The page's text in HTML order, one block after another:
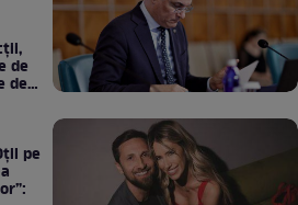
de
de
pe